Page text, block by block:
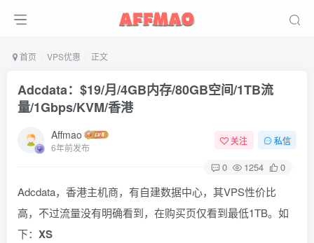
首页 VPS优惠 正文
Adcdata：$19/月/4GB内存/80GB空间/1TB流
量/1Gbps/KVM/香港
Affmao
6年前发布
关注 私信
0 1254 0
Adcdata，香港主机商，有自建数据中心，其VPS性价比
高，不过流量没有明确看到，在购买页仅看到最低1TB。如
下： XS